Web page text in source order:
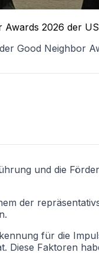
2026 der
Good Neighbor
und die
der
für die
Diese Faktoren